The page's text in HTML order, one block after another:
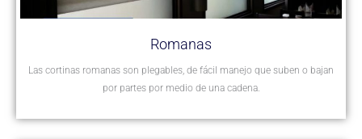
Romanas
Las cortinas romanas son plegables, de fácil manejo que suben o bajan
por partes por medio de una cadena.